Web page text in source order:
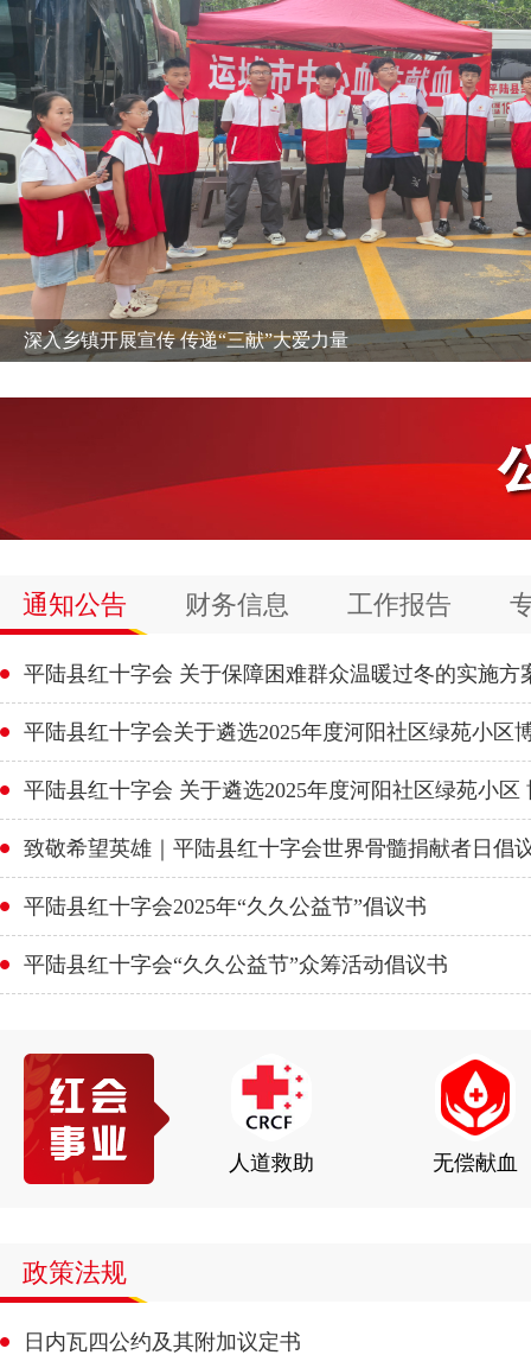
平陆县红十字会 走进县第一职业高级中学开展 应急救护培训
通知公告 财务信息 工作报告
平陆县红十字会 关于保障困难群众温暖过冬的实施方
平陆县红十字会关于遴选2025年度河阳社区绿苑小区
平陆县红十字会 关于遴选2025年度河阳社区绿苑小
致敬希望英雄｜平陆县红十字会世界骨髓捐献者日倡
平陆县红十字会2025年“久久公益节”倡议书
平陆县红十字会“久久公益节”众筹活动倡议书
人道救助 无偿献血 造血干细胞
政策法规
日内瓦四公约及其附加议定书